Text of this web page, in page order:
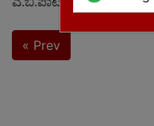
« Prev